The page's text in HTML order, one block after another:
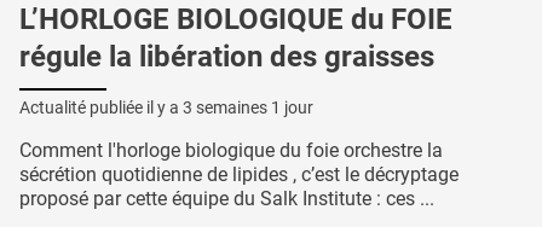
L’HORLOGE BIOLOGIQUE du FOIE
régule la libération des graisses
Actualité publiée il y a 3 semaines 1 jour
Comment l'horloge biologique du foie orchestre la
sécrétion quotidienne de lipides , c’est le décryptage
proposé par cette équipe du Salk Institute : ces ...